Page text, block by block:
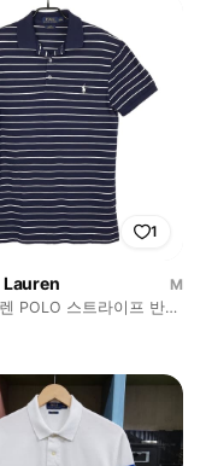
1
Lauren
M
POLO 스트라이프 반팔
(95)